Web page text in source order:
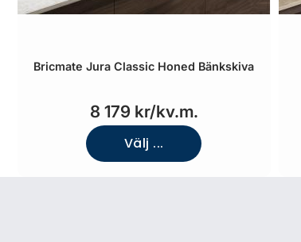
Bricmate Jura Classic Honed Bänkskiva
8 179 kr/kv.m.
Välj ...